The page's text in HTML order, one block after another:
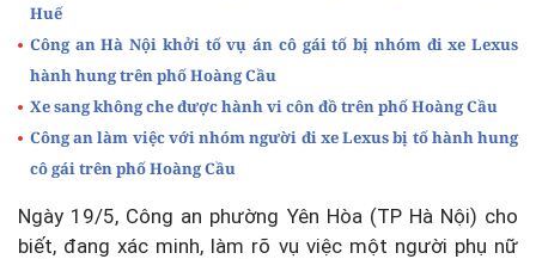
Huế
Công an Hà Nội khởi tố vụ án cô gái tố bị nhóm đi xe Lexus
hành hung trên phố Hoàng Cầu
Xe sang không che được hành vi côn đồ trên phố Hoàng Cầu
Công an làm việc với nhóm người đi xe Lexus bị tố hành hung
cô gái trên phố Hoàng Cầu
Ngày 19/5, Công an phường Yên Hòa (TP Hà Nội) cho
biết, đang xác minh, làm rõ vụ việc một người phụ nữ